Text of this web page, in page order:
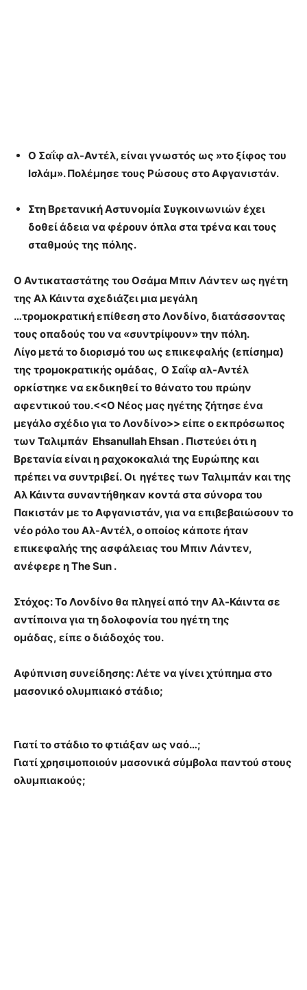
Ο Σαΐφ αλ-Αντέλ, είναι γνωστός ως »το ξίφος του
Ισλάμ». Πολέμησε τους Ρώσους στο Αφγανιστάν.
Στη Βρετανική Αστυνομία Συγκοινωνιών έχει
δοθεί άδεια να φέρουν όπλα στα τρένα και τους
σταθμούς της πόλης.
Ο Αντικαταστάτης του Οσάμα Μπιν Λάντεν ως ηγέτη
της Αλ Κάιντα σχεδιάζει μια μεγάλη
…τρομοκρατική επίθεση στο Λονδίνο, διατάσσοντας
τους οπαδούς του να «συντρίψουν» την πόλη.
Λίγο μετά το διορισμό του ως επικεφαλής (επίσημα)
της τρομοκρατικής ομάδας, Ο Σαΐφ αλ-Αντέλ
ορκίστηκε να εκδικηθεί το θάνατο του πρώην
αφεντικού του.<<Ο Νέος μας ηγέτης ζήτησε ένα
μεγάλο σχέδιο για το Λονδίνο>> είπε ο εκπρόσωπος
των Ταλιμπάν Ehsanullah Ehsan . Πιστεύει ότι η
Βρετανία είναι η ραχοκοκαλιά της Ευρώπης και
πρέπει να συντριβεί. Οι ηγέτες των Ταλιμπάν και της
Αλ Κάιντα συναντήθηκαν κοντά στα σύνορα του
Πακιστάν με το Αφγανιστάν, για να επιβεβαιώσουν το
νέο ρόλο του Αλ-Αντέλ, ο οποίος κάποτε ήταν
επικεφαλής της ασφάλειας του Μπιν Λάντεν,
ανέφερε η The Sun .
Στόχος: Το Λονδίνο θα πληγεί από την Αλ-Κάιντα σε
αντίποινα για τη δολοφονία του ηγέτη της
ομάδας, είπε ο διάδοχός του.
Αφύπνιση συνείδησης: Λέτε να γίνει χτύπημα στο
μασονικό ολυμπιακό στάδιο;
Γιατί το στάδιο το φτιάξαν ως ναό…;
Γιατί χρησιμοποιούν μασονικά σύμβολα παντού στους
ολυμπιακούς;